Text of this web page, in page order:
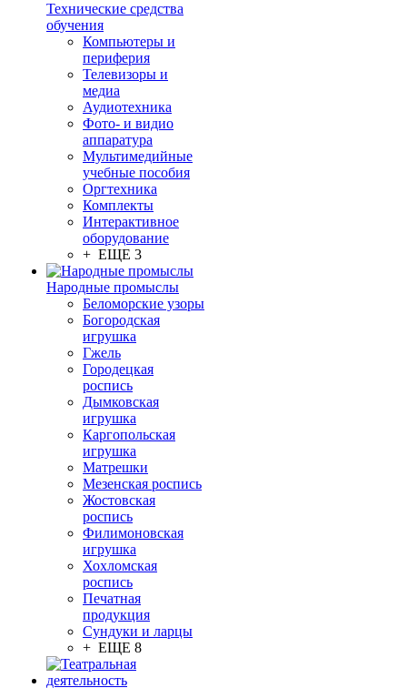
Технические средства
обучения
Компьютеры и
периферия
Телевизоры и
медиа
Аудиотехника
Фото- и видио
аппаратура
Мультимедийные
учебные пособия
Оргтехника
Комплекты
Интерактивное
оборудование
+ ЕЩЕ 3
Народные промыслы
Беломорские узоры
Богородская
игрушка
Гжель
Городецкая
роспись
Дымковская
игрушка
Каргопольская
игрушка
Матрешки
Мезенская роспись
Жостовская
роспись
Филимоновская
игрушка
Хохломская
роспись
Печатная
продукция
Сундуки и ларцы
+ ЕЩЕ 8